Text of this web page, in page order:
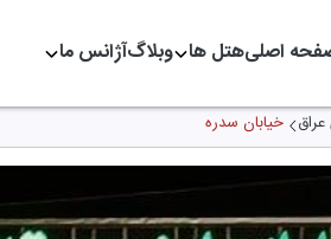
اصلیهتل ها وبلاگآژانس ما
خیابان سدره